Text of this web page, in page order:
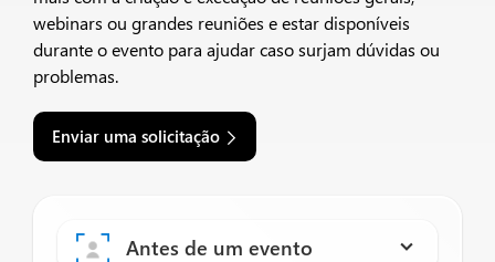
webinars ou grandes reuniões e estar disponíveis
durante o evento para ajudar caso surjam dúvidas ou
problemas.
Enviar uma solicitação
Antes de um evento